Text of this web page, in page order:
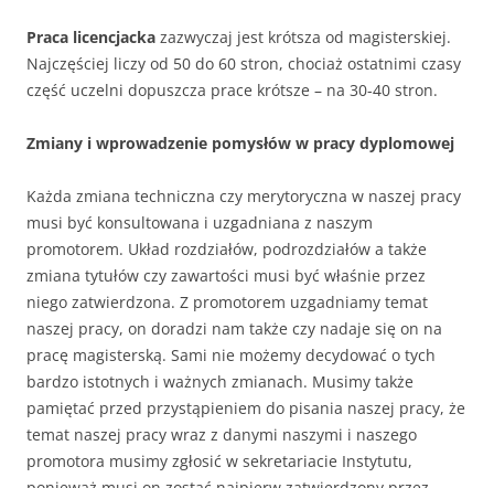
Praca licencjacka zazwyczaj jest krótsza od magisterskiej.
Najczęściej liczy od 50 do 60 stron, chociaż ostatnimi czasy
część uczelni dopuszcza prace krótsze – na 30-40 stron.
Zmiany i wprowadzenie pomysłów w pracy dyplomowej
Każda zmiana techniczna czy merytoryczna w naszej pracy
musi być konsultowana i uzgadniana z naszym
promotorem. Układ rozdziałów, podrozdziałów a także
zmiana tytułów czy zawartości musi być właśnie przez
niego zatwierdzona. Z promotorem uzgadniamy temat
naszej pracy, on doradzi nam także czy nadaje się on na
pracę magisterską. Sami nie możemy decydować o tych
bardzo istotnych i ważnych zmianach. Musimy także
pamiętać przed przystąpieniem do pisania naszej pracy, że
temat naszej pracy wraz z danymi naszymi i naszego
promotora musimy zgłosić w sekretariacie Instytutu,